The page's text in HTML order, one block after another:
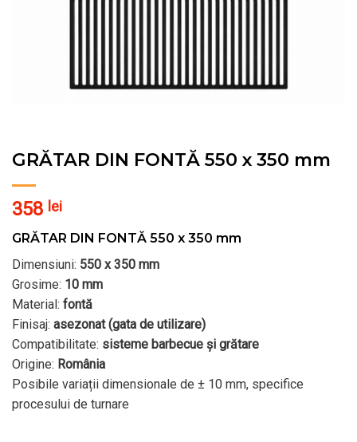
GRĂTAR DIN FONTĂ 550 x 350 mm
358 lei
GRĂTAR DIN FONTĂ 550 x 350 mm
Dimensiuni: 550 x 350 mm
Grosime: 10 mm
Material: fontă
Finisaj: asezonat (gata de utilizare)
Compatibilitate: sisteme barbecue și grătare
Origine: România
Posibile variații dimensionale de ± 10 mm, specifice
procesului de turnare